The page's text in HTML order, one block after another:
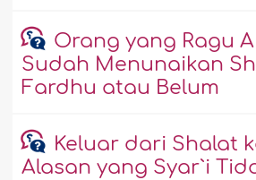
Orang yang Ragu
Sudah Menunaikan
Fardhu atau Belum
Keluar dari Shalat
Alasan yang Syar`i